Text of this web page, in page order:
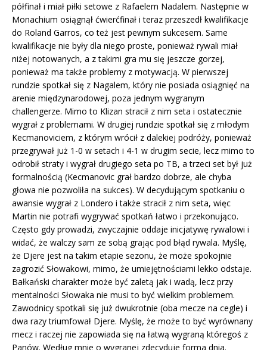
półfinał i miał piłki setowe z Rafaelem Nadalem. Następnie w
Monachium osiągnął ćwierćfinał i teraz przeszedł kwalifikacje
do Roland Garros, co też jest pewnym sukcesem. Same
kwalifikacje nie były dla niego proste, ponieważ rywali miał
niżej notowanych, a z takimi gra mu się jeszcze gorzej,
ponieważ ma także problemy z motywacją. W pierwszej
rundzie spotkał się z Nagalem, który nie posiada osiągnięć na
arenie międzynarodowej, poza jednym wygranym
challengerze. Mimo to Klizan stracił z nim seta i ostatecznie
wygrał z problemami. W drugiej rundzie spotkał się z młodym
Kecmanoviciem, z którym wrócił z dalekiej podróży, ponieważ
przegrywał już 1-0 w setach i 4-1 w drugim secie, lecz mimo to
odrobił straty i wygrał drugiego seta po TB, a trzeci set był już
formalnością (Kecmanovic grał bardzo dobrze, ale chyba
głowa nie pozwoliła na sukces). W decydującym spotkaniu o
awansie wygrał z Londero i także stracił z nim seta, więc
Martin nie potrafi wygrywać spotkań łatwo i przekonująco.
Często gdy prowadzi, zwyczajnie oddaje inicjatywę rywalowi i
widać, że walczy sam ze sobą grając pod błąd rywala. Myślę,
że Djere jest na takim etapie sezonu, że może spokojnie
zagrozić Słowakowi, mimo, że umiejętnościami lekko odstaje.
Bałkański charakter może być zaletą jak i wadą, lecz przy
mentalności Słowaka nie musi to być wielkim problemem.
Zawodnicy spotkali się już dwukrotnie (oba mecze na cegle) i
dwa razy triumfował Djere. Myślę, że może to być wyrównany
mecz i raczej nie zapowiada się na łatwą wygraną któregoś z
Panów. Według mnie o wygranej zdecyduje forma dnia.